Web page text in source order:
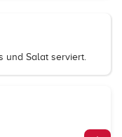
und Salat serviert.